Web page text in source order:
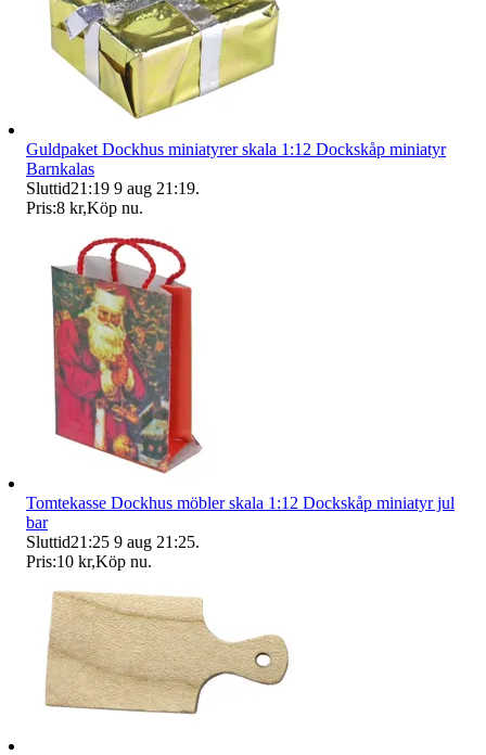
Guldpaket Dockhus miniatyrer skala 1:12 Dockskåp miniatyr
Barnkalas
Sluttid21:19 9 aug 21:19.
Pris:8 kr,Köp nu.
Tomtekasse Dockhus möbler skala 1:12 Dockskåp miniatyr jul
bar
Sluttid21:25 9 aug 21:25.
Pris:10 kr,Köp nu.